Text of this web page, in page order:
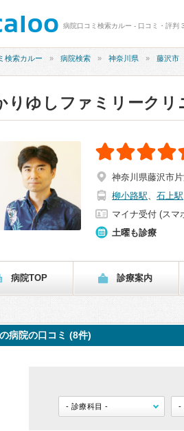
病院口コミ検索カルー - 口コミ・評判
検索カルー 病院検索 神奈川県 藤沢市
りゆしファミリークリ
神奈川県藤沢市
柳小路駅、 石上駅
マイナ受付 (スマ
土曜も診療
病院TOP 診療案内
病院の口コミ (8件)